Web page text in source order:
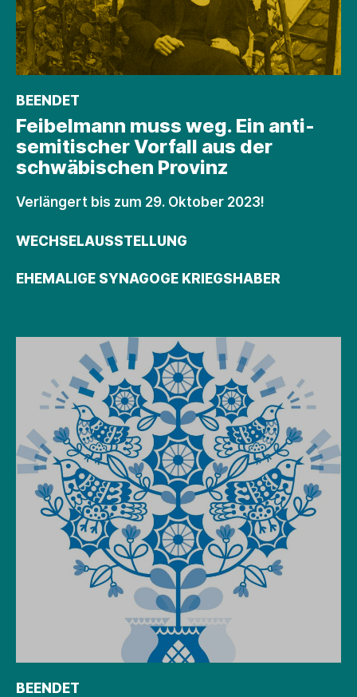
BEENDET
Feibel­­mann muss weg. Ein anti­
semitischer Vorfall aus der
schwäbischen Provinz
Verlängert bis zum 29. Oktober 2023!
WECHSELAUSSTELLUNG
EHEMALIGE SYNAGOGE KRIEGSHABER
BEENDET